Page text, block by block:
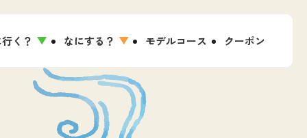
く？ なにする？ モデルコース クーポン